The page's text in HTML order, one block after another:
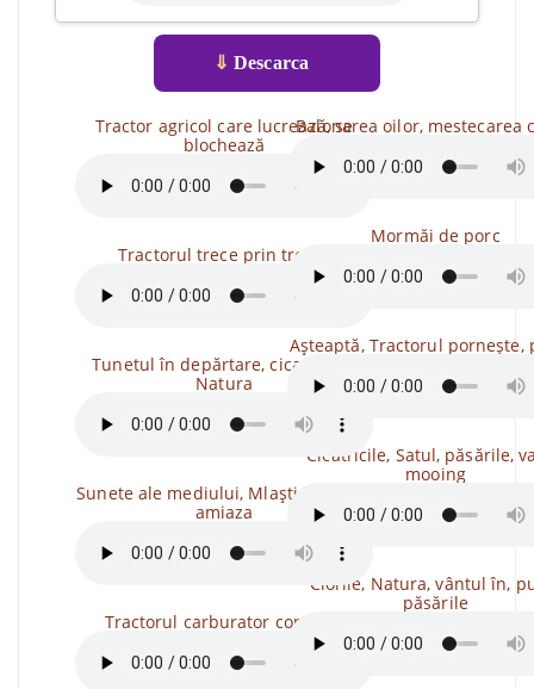
⇓ Descarca
Tractor agricol care lucrează, se
blochează
Tractorul trece prin trecut
Tunetul în depărtare, cicatricele,
Natura
Sunete ale mediului, Mlaștina după-
amiaza
Tractorul carburator conduce
Balonarea oilor, mestecarea
Mormăi de porc
Așteaptă, Tractorul pornește,
Cicatricile, Satul, păsările,
mooing
Ciorile, Natura, vântul în,
păsările